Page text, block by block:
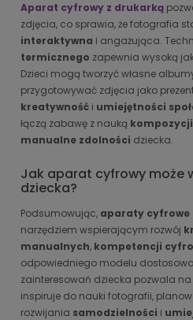
Aparat cyfrowy z drukarką
zdjęcia, co sprawia, że fotografia
interaktywna i angażująca.
termicznego zapewnia wysoką
Dzieci mogą tworzyć własne
przygotowywać zdjęcia jako
kreatywność i umiejętności
łączą zabawę z nauką
manualne zdolności dziecka.
Jak aparat cyfrowy może
dziecka?
Podsumowując, aparaty cyfrowe
narzędziem wspierającym rozwój
manualnych, kompetencji
odpowiedniego modelu
zainteresowań dziecka pozwala
inspiruje do nauki fotografii,
rozwijania samodzielności i